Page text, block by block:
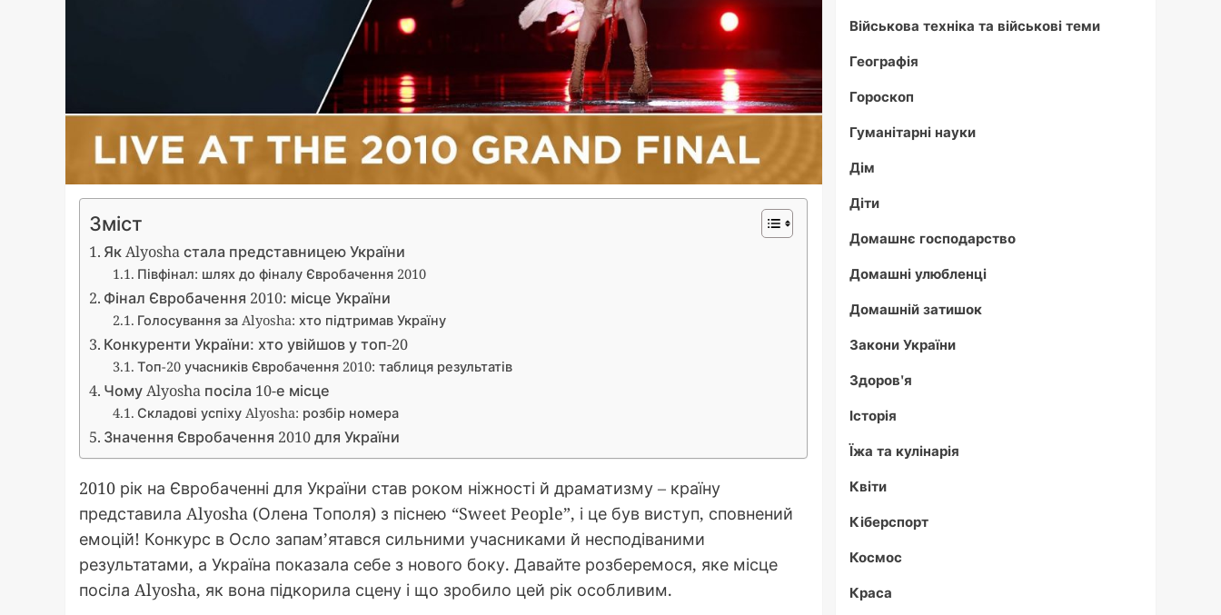
Зміст
Як Alyosha стала представницею України
Півфінал: шлях до фіналу Євробачення 2010
Фінал Євробачення 2010: місце України
Голосування за Alyosha: хто підтримав Україну
Конкуренти України: хто увійшов у топ-20
Топ-20 учасників Євробачення 2010: таблиця результатів
Чому Alyosha посіла 10-е місце
Складові успіху Alyosha: розбір номера
Значення Євробачення 2010 для України
2010 рік на Євробаченні для України став роком ніжності й драматизму – країну
представила Alyosha (Олена Тополя) з піснею “Sweet People”, і це був виступ, сповнений
емоцій! Конкурс в Осло запам’ятався сильними учасниками й несподіваними
результатами, а Україна показала себе з нового боку. Давайте розберемося, яке місце
посіла Alyosha, як вона підкорила сцену і що зробило цей рік особливим.
Військова техніка та військові теми
Географія
Гороскоп
Гуманітарні науки
Дім
Діти
Домашнє господарство
Домашні улюбленці
Домашній затишок
Закони України
Здоров'я
Історія
Їжа та кулінарія
Квіти
Кіберспорт
Космос
Краса